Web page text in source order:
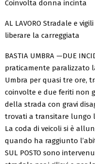
Coinvolta donna incinta
AL LAVORO Stradale e
liberare la carreggiata
BASTIA UMBRA —DUE
praticamente paralizzato
Umbra per quasi tre ore,
coinvolte e due feriti non
della strada con gravi
trovati a transitare lungo
La coda di veicoli si è
quando ha raggiunto
SUL POSTO sono